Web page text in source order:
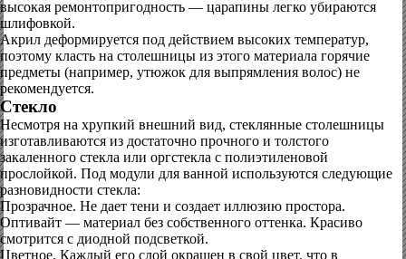
высокая ремонтопригодность — царапины легко убираются
шлифовкой.
Акрил деформируется под действием высоких температур,
поэтому класть на столешницы из этого материала горячие
предметы (например, утюжок для выпрямления волос) не
рекомендуется.
Стекло
Несмотря на хрупкий внешний вид, стеклянные столешницы
изготавливаются из достаточно прочного и толстого
закаленного стекла или оргстекла с полиэтиленовой
прослойкой. Под модули для ванной используются следующие
разновидности стекла:
Прозрачное. Не дает тени и создает иллюзию простора.
Оптивайт — материал без собственного оттенка. Красиво
смотрится с диодной подсветкой.
Цветное. Каждый его слой окрашен в свой цвет, что в